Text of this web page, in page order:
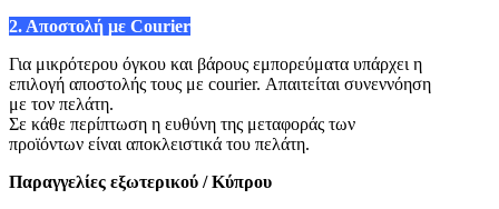
2. Αποστολή με Courier
Για μικρότερου όγκου και βάρους εμπορεύματα υπάρχει η
επιλογή αποστολής τους με courier. Απαιτείται συνεννόηση
με τον πελάτη.
Σε κάθε περίπτωση η ευθύνη της μεταφοράς των
προϊόντων είναι αποκλειστικά του πελάτη.
Παραγγελίες εξωτερικού / Κύπρου